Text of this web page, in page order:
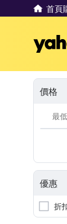
首頁
價格
優惠
折